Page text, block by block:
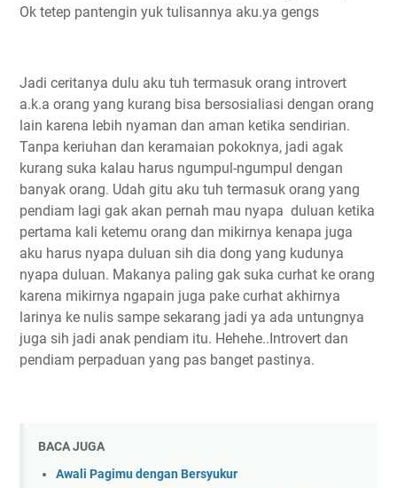
Ok tetep pantengin yuk tulisannya aku.ya gengs
Jadi ceritanya dulu aku tuh termasuk orang introvert
a.k.a orang yang kurang bisa bersosialiasi dengan orang
lain karena lebih nyaman dan aman ketika sendirian.
Tanpa keriuhan dan keramaian pokoknya, jadi agak
kurang suka kalau harus ngumpul-ngumpul dengan
banyak orang. Udah gitu aku tuh termasuk orang yang
pendiam lagi gak akan pernah mau nyapa duluan ketika
pertama kali ketemu orang dan mikirnya kenapa juga
aku harus nyapa duluan sih dia dong yang kudunya
nyapa duluan. Makanya paling gak suka curhat ke orang
karena mikirnya ngapain juga pake curhat akhirnya
larinya ke nulis sampe sekarang jadi ya ada untungnya
juga sih jadi anak pendiam itu. Hehehe..Introvert dan
pendiam perpaduan yang pas banget pastinya.
BACA JUGA
Awali Pagimu dengan Bersyukur